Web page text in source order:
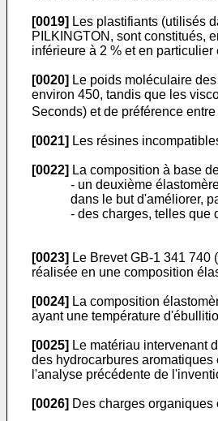
[0019] Les plastifiants (utilisés
PILKINGTON, sont constitués,
inférieure à 2 % et en
[0020] Le poids moléculaire
environ 450, tandis que les
Seconds) et de préférence
[0021] Les résines
[0022] La composition à base
- un deuxième
dans le but d'améliorer,
- des charges, telles que
[0023] Le Brevet GB-1 341
réalisée en une composition
[0024] La composition
ayant une température
[0025] Le matériau intervenant
des hydrocarbures
l'analyse précédente de
[0026] Des charges